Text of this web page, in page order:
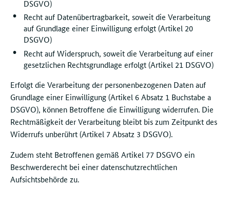
DSGVO)
Recht auf Datenübertragbarkeit, soweit die Verarbeitung
auf Grundlage einer Einwilligung erfolgt (Artikel 20
DSGVO)
Recht auf Widerspruch, soweit die Verarbeitung auf einer
gesetzlichen Rechtsgrundlage erfolgt (Artikel 21 DSGVO)
Erfolgt die Verarbeitung der personenbezogenen Daten auf
Grundlage einer Einwilligung (Artikel 6 Absatz 1 Buchstabe a
DSGVO), können Betroffene die Einwilligung widerrufen. Die
Rechtmäßigkeit der Verarbeitung bleibt bis zum Zeitpunkt des
Widerrufs unberührt (Artikel 7 Absatz 3 DSGVO).
Zudem steht Betroffenen gemäß Artikel 77 DSGVO ein
Beschwerderecht bei einer datenschutzrechtlichen
Aufsichtsbehörde zu.